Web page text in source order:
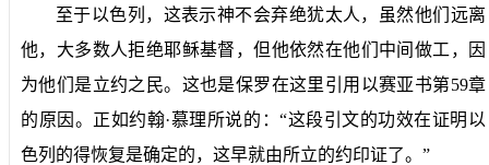
至于以色列，这表示神不会弃绝犹太人，虽然他们远离
他，大多数人拒绝耶稣基督，但他依然在他们中间做工，因
为他们是立约之民。这也是保罗在这里引用以赛亚书第59章
的原因。正如约翰·慕理所说的：“这段引文的功效在证明以
色列的得恢复是确定的，这早就由所立的约印证了。”